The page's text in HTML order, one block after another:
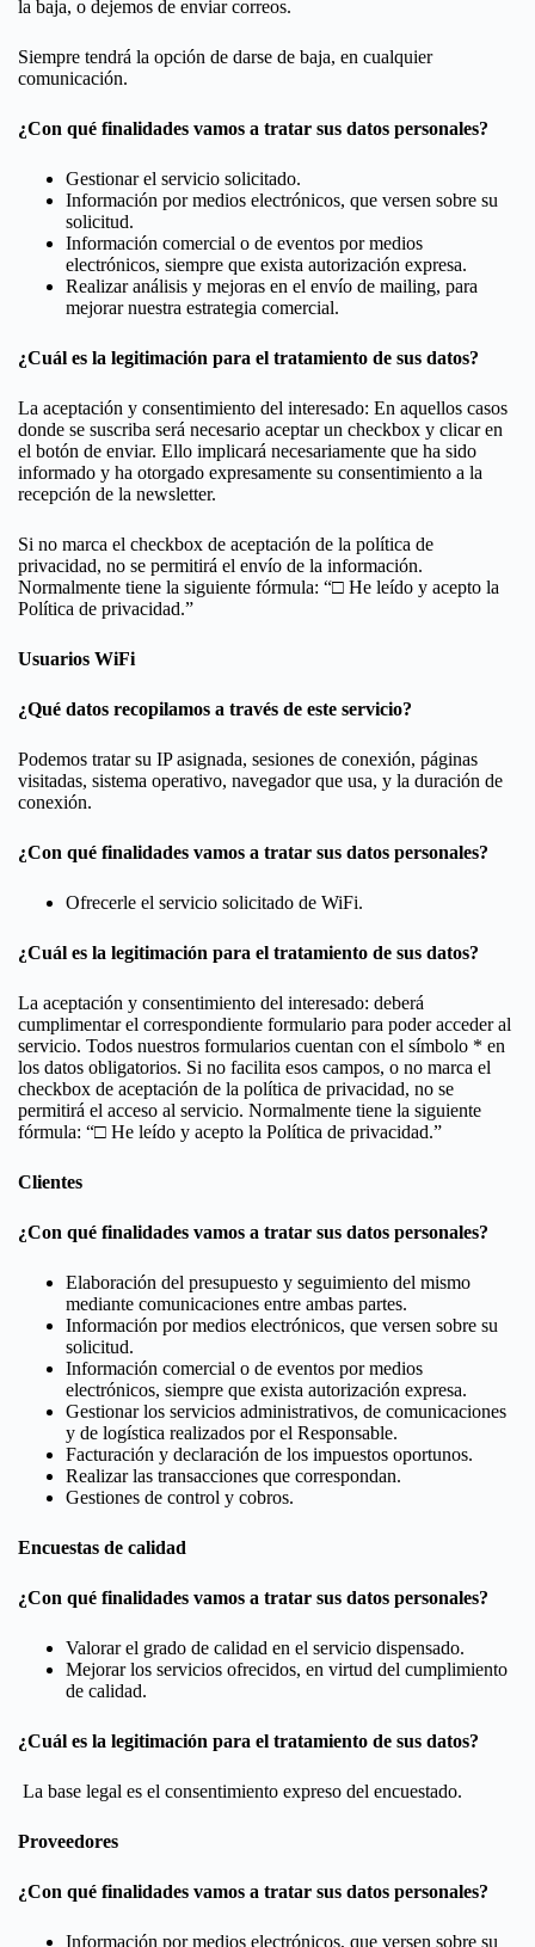
la baja, o dejemos de enviar correos.
Siempre tendrá la opción de darse de baja, en cualquier
comunicación.
¿Con qué finalidades vamos a tratar sus datos personales?
Gestionar el servicio solicitado.
Información por medios electrónicos, que versen sobre su
solicitud.
Información comercial o de eventos por medios
electrónicos, siempre que exista autorización expresa.
Realizar análisis y mejoras en el envío de mailing, para
mejorar nuestra estrategia comercial.
¿Cuál es la legitimación para el tratamiento de sus datos?
La aceptación y consentimiento del interesado: En aquellos casos
donde se suscriba será necesario aceptar un checkbox y clicar en
el botón de enviar. Ello implicará necesariamente que ha sido
informado y ha otorgado expresamente su consentimiento a la
recepción de la newsletter.
Si no marca el checkbox de aceptación de la política de
privacidad, no se permitirá el envío de la información.
Normalmente tiene la siguiente fórmula: “□ He leído y acepto la
Política de privacidad.”
Usuarios WiFi
¿Qué datos recopilamos a través de este servicio?
Podemos tratar su IP asignada, sesiones de conexión, páginas
visitadas, sistema operativo, navegador que usa, y la duración de
conexión.
¿Con qué finalidades vamos a tratar sus datos personales?
Ofrecerle el servicio solicitado de WiFi.
¿Cuál es la legitimación para el tratamiento de sus datos?
La aceptación y consentimiento del interesado: deberá
cumplimentar el correspondiente formulario para poder acceder al
servicio. Todos nuestros formularios cuentan con el símbolo * en
los datos obligatorios. Si no facilita esos campos, o no marca el
checkbox de aceptación de la política de privacidad, no se
permitirá el acceso al servicio. Normalmente tiene la siguiente
fórmula: “□ He leído y acepto la Política de privacidad.”
Clientes
¿Con qué finalidades vamos a tratar sus datos personales?
Elaboración del presupuesto y seguimiento del mismo
mediante comunicaciones entre ambas partes.
Información por medios electrónicos, que versen sobre su
solicitud.
Información comercial o de eventos por medios
electrónicos, siempre que exista autorización expresa.
Gestionar los servicios administrativos, de comunicaciones
y de logística realizados por el Responsable.
Facturación y declaración de los impuestos oportunos.
Realizar las transacciones que correspondan.
Gestiones de control y cobros.
Encuestas de calidad
¿Con qué finalidades vamos a tratar sus datos personales?
Valorar el grado de calidad en el servicio dispensado.
Mejorar los servicios ofrecidos, en virtud del cumplimiento
de calidad.
¿Cuál es la legitimación para el tratamiento de sus datos?
La base legal es el consentimiento expreso del encuestado.
Proveedores
¿Con qué finalidades vamos a tratar sus datos personales?
Información por medios electrónicos, que versen sobre su